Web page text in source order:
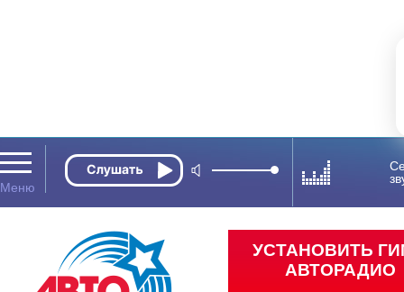
УСТАНОВИТЬ
АВТОРАДИО